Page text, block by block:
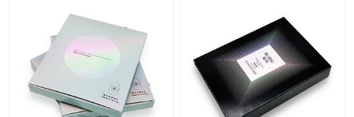
周期：签订合同确认样板后7-15个工
作日
运输：全球发货，售后无忧